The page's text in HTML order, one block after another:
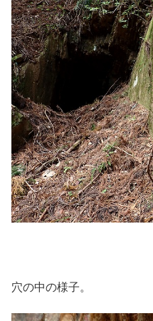
穴の中の様子。